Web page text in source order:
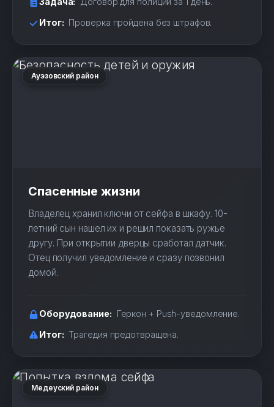
Итог: Проверка пройдена без штрафов.
Ауэзовский район
Спасенные жизни
Владелец хранил ключи от сейфа в шкафу. 10-
летний сын нашел их и решил показать ружье
другу. При открытии дверцы сработал датчик.
Отец получил уведомление и сразу позвонил
домой.
Оборудование: Геркон + Push-уведомление.
Итог: Трагедия предотвращена.
Медеуский район